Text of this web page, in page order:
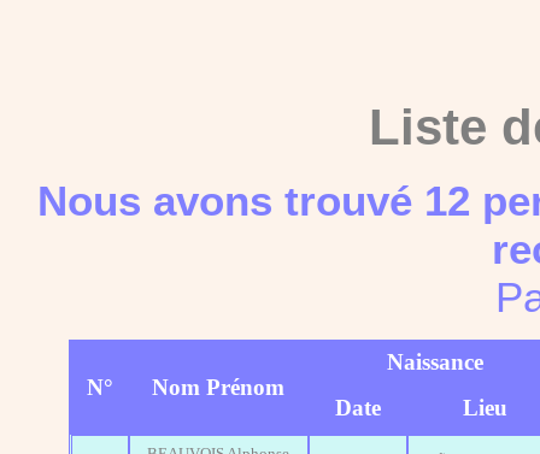
Liste
Nous avons trouvé 12
N° Nom Prénom
Naissance
Date
Lieu